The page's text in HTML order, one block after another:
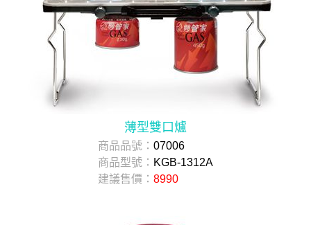
薄型雙口爐
商品品號： 07006
商品型號： KGB-1312A
建議售價： 8990